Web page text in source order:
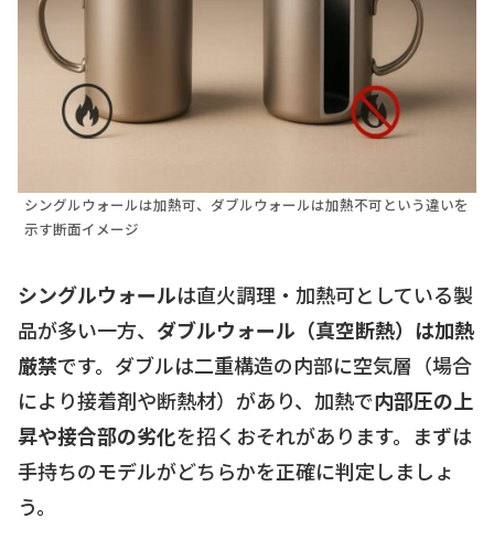
シングルウォールは加熱可、ダブルウォールは加熱不可という違いを
示す断面イメージ
シングルウォールは直火調理・加熱可としている製
品が多い一方、 ダブルウォール（真空断熱）は加熱
厳禁です。ダブルは二重構造の内部に空気層（場合
により接着剤や断熱材）があり、加熱で内部圧の上
昇や接合部の劣化を招くおそれがあります。まずは
手持ちのモデルがどちらかを正確に判定しましょ
う。